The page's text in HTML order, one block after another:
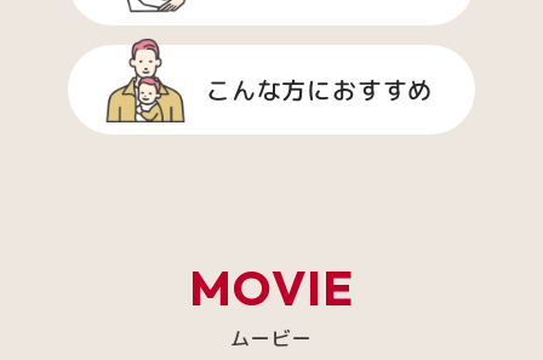
こんな方におすすめ
MOVIE
ムービー